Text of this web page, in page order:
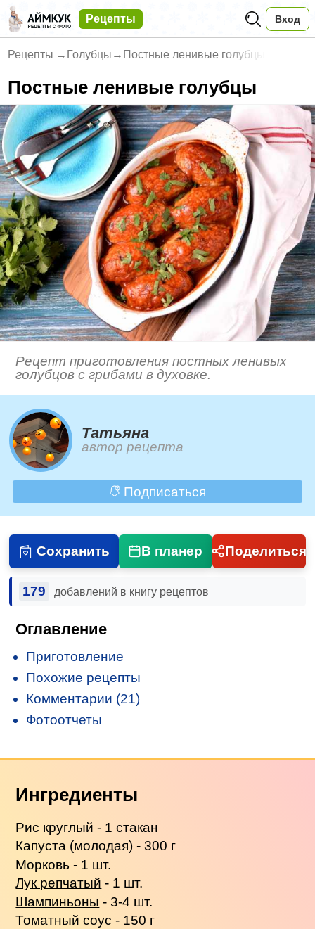
Рецепты Вход
Рецепты → Голубцы → Постные ленивые голубцы
Постные ленивые голубцы
Рецепт приготовления постных ленивых
голубцов с грибами в духовке.
Татьяна
автор рецепта
Подписаться
Сохранить В планер Поделиться
179 добавлений в книгу рецептов
Оглавление
Приготовление
Похожие рецепты
Комментарии (21)
Фотоотчеты
Ингредиенты
Рис круглый - 1 стакан
Капуста (молодая) - 300 г
Морковь - 1 шт.
Лук репчатый - 1 шт.
Шампиньоны - 3-4 шт.
Томатный соус - 150 г